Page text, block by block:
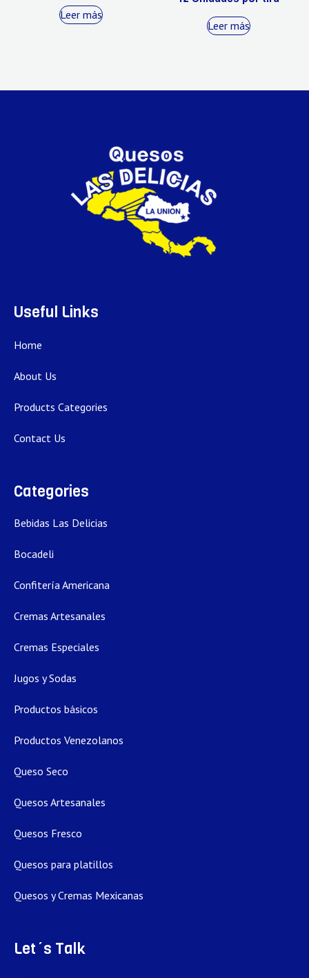
Leer más
Leer más
Useful Links
Home
About Us
Products Categories
Contact Us
Categories
Bebidas Las Delicias
Bocadeli
Confitería Americana
Cremas Artesanales
Cremas Especiales
Jugos y Sodas
Productos básicos
Productos Venezolanos
Queso Seco
Quesos Artesanales
Quesos Fresco
Quesos para platillos
Quesos y Cremas Mexicanas
Let´s Talk